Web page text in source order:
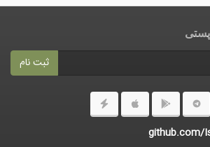
ثبت نام
github.com/